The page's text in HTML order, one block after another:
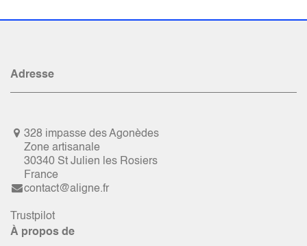
Adresse
328 impasse des Agonèdes
Zone artisanale
30340 St Julien les Rosiers
France
contact@aligne.fr
Trustpilot
À propos de